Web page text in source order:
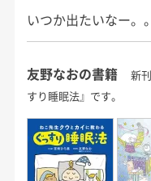
いつか出たいなー。
友野なおの書籍
新
すり睡眠法』です。